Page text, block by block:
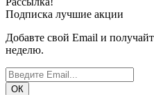
Подписка лучшие акции
Добавте свой Email и
неделю.